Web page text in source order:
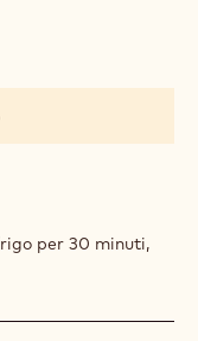
per 30 minuti,